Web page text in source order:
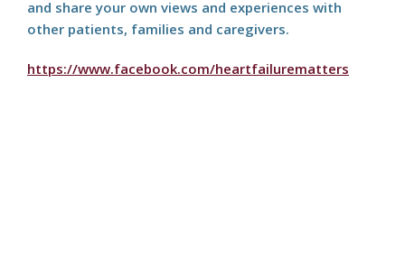
and share your own views and experiences with
other patients, families and caregivers.
https://www.facebook.com/heartfailurematters